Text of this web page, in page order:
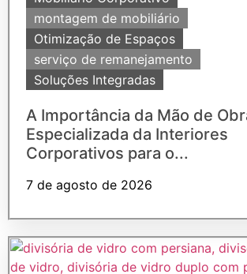
montagem de mobiliário
Otimização de Espaços
serviço de remanejamento
Soluções Integradas
A Importância da Mão de
Especializada da Interiores
Corporativos para o...
7 de agosto de 2026